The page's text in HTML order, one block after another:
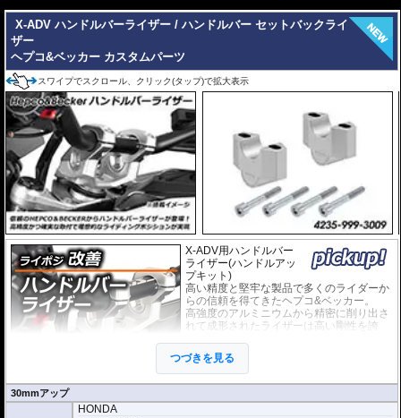
X-ADV ハンドルバーライザー / ハンドルバー セットバックライ
ザー
ヘプコ&ベッカー カスタムパーツ
スワイプでスクロール、クリック(タップ)で拡大表示
X-ADV用ハンドルバー
ライザー(ハンドルアッ
プキット)
高い精度と堅牢な製品で多くのライダーか
らの信頼を得てきたヘプコ&ベッカー。
高強度のアルミニウムから精密に削り出さ
れて成形されたライザーは高い剛性を誇
れることもありません。
EUの工業製品安全規格「TÜV」を取得
し、他のヘプコの商品と同様に高い安全
性、信頼性の商品となっております。
つづきを見る
30mmアップ
HONDA